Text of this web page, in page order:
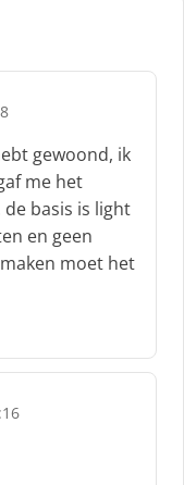
gewoond, ik
me het
basis is light
en geen
moet het